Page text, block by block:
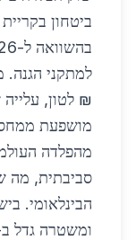
מהפלדה
הבינלאומי.